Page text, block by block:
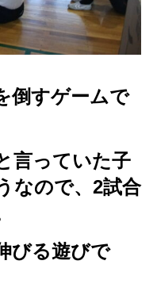
倒すゲームで
言っていた子
なので、2試合
びる遊びで